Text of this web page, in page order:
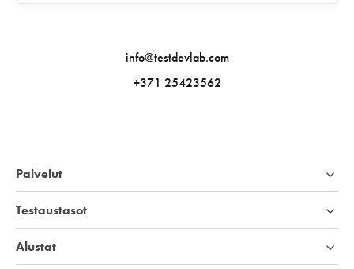
info@testdevlab.com
+371 25423562
Palvelut
Testaustasot
Alustat